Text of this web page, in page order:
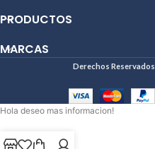
PRODUCTOS
MARCAS
Derechos Reservados
Hola deseo mas informacion!